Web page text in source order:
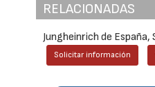
RELACIONADAS
Jungheinrich de España,
Solicitar información